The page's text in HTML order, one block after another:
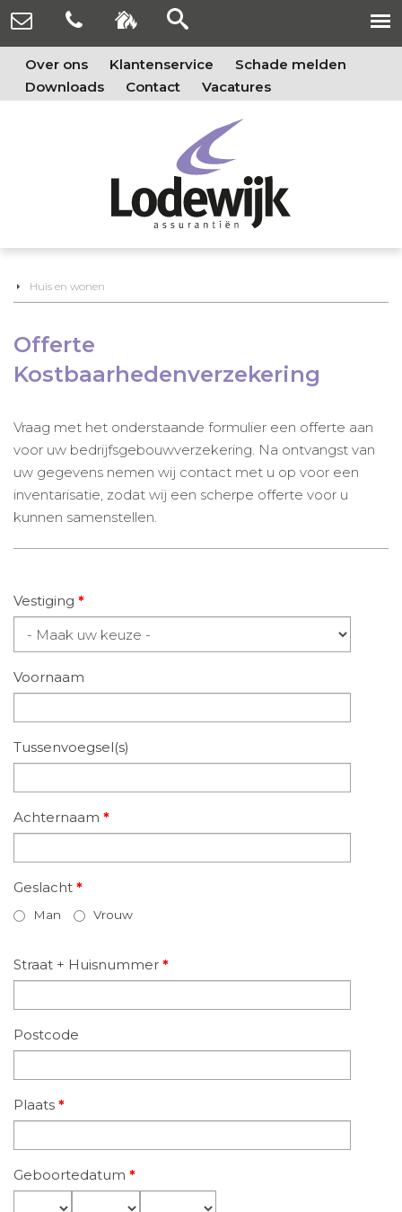
Over ons Klantenservice
Schade melden
Downloads
Contact Vacatures
Huis en wonen
Offerte
Kostbaarhedenverzekering
Vraag met het onderstaande formulier een offerte aan
voor uw bedrijfsgebouwverzekering. Na ontvangst van
uw gegevens nemen wij contact met u op voor een
inventarisatie, zodat wij een scherpe offerte voor u
kunnen samenstellen.
Vestiging *
Voornaam
Tussenvoegsel(s)
Achternaam *
Geslacht *
Man Vrouw
Straat + Huisnummer *
Postcode
Plaats *
Geboortedatum *